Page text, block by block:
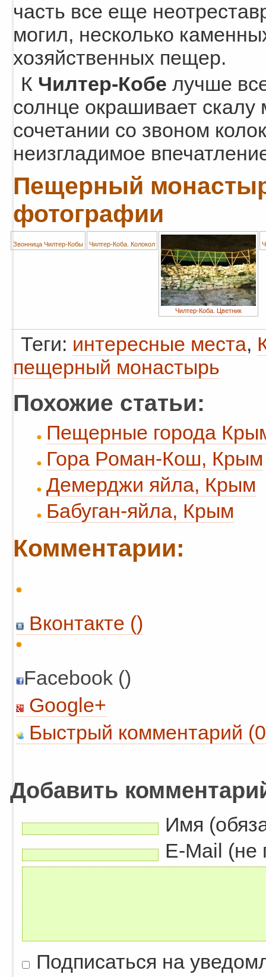
часть все еще
могил, несколько
хозяйственных пещер.
К Чилтер-Кобе лучше
солнце окрашивает
сочетании со звоном
неизгладимое
Пещерный
фотографии
Звонница Чилтер-Кобы Чилтер-Коба. Колокол
Чилтер-Коба. Цветник
Теги: интересные места,
пещерный монастырь
Похожие статьи:
Пещерные города
Гора Роман-Кош, Крым
Демерджи яйла, Крым
Бабуган-яйла, Крым
Комментарии:
Вконтакте ()
Facebook ()
Google+
Быстрый комментарий
Добавить
Имя
E-Mail (не
Подписаться на